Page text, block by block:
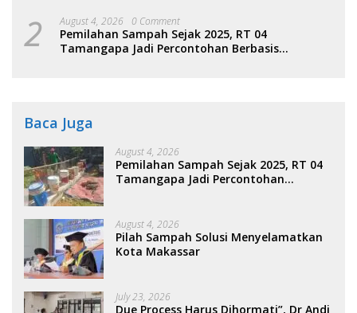
2 August 4, 2026 0 Comment
Pemilahan Sampah Sejak 2025, RT 04
Tamangapa Jadi Percontohan Berbasis
Baca Juga
August 4, 2026
Pemilahan Sampah Sejak 2025, RT 04
Tamangapa Jadi Percontohan
August 4, 2026
Pilah Sampah Solusi Menyelamatkan
Kota Makassar
July 23, 2026
Due Process Harus Dihormati”, Dr Andi